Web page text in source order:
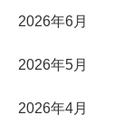
2026年6月
2026年5月
2026年4月